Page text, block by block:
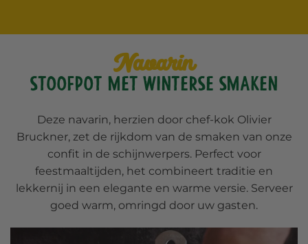
Navarin
stoofpot met winterse smaken
Deze navarin, herzien door chef-kok Olivier
Bruckner, zet de rijkdom van de smaken van onze
confit in de schijnwerpers. Perfect voor
feestmaaltijden, het combineert traditie en
lekkernij in een elegante en warme versie. Serveer
goed warm, omringd door uw gasten.